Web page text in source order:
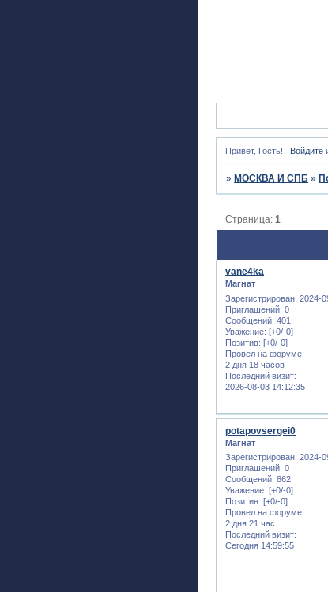
Привет, Гость! Войдите
» МОСКВА И СПБ »
Страница:1
vane4ka
Магнат
Зарегистрирован: 2024-
Приглашений: 0
Сообщений: 401
Уважение: [+0/-0]
Позитив: [+0/-0]
Провел на форуме:
2 дня 18 часов
Последний визит:
2026-08-03 14:12:35
potapovsergei0
Магнат
Зарегистрирован: 2024-
Приглашений: 0
Сообщений: 862
Уважение: [+0/-0]
Позитив: [+0/-0]
Провел на форуме:
2 дня 21 час
Последний визит:
Сегодня 14:59:55